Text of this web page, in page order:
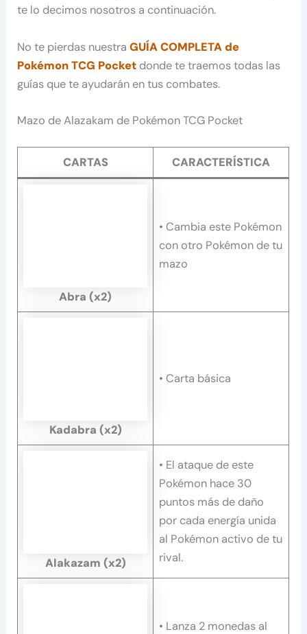
te lo decimos nosotros a continuación.
No te pierdas nuestraGUÍA COMPLETA de
Pokémon TCG Pocket donde te traemos todas las
guías que te ayudarán en tus combates.
Mazo de Alazakam de Pokémon TCG Pocket
CARTAS CARACTERÍSTICA
Abra (x2)
• Cambia este Pokémon
con otro Pokémon de tu
mazo
Kadabra (x2)
• Carta básica
Alakazam (x2)
• El ataque de este
Pokémon hace 30
puntos más de daño
por cada energía unida
al Pokémon activo de tu
rival.
• Lanza 2 monedas al